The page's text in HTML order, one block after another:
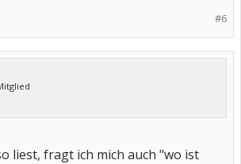
#6
liest, fragt ich mich auch "wo ist